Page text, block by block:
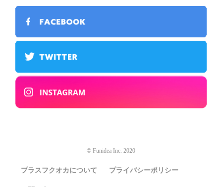
© Funidea Inc. 2020
プラスフクオカについて プライバシーポリシー